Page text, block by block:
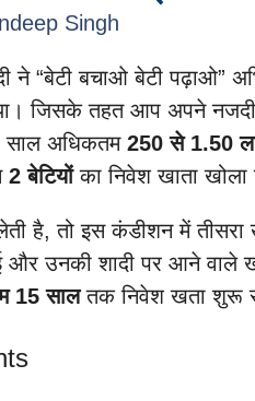
Singh
ने “बेटी बचाओ बेटी पढ़ाओ”
जिसके तहत आप अपने
अधिकतम250 से 1.50
2 बेटियोंका निवेश खाता
है, तो इस कंडीशन में तीसरा
और उनकी शादी पर आने
15 सालतक निवेश खता शुरू